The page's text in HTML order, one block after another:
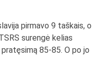
pirmavo 9 taškais, o
surengė kelias
85-85. O po jo